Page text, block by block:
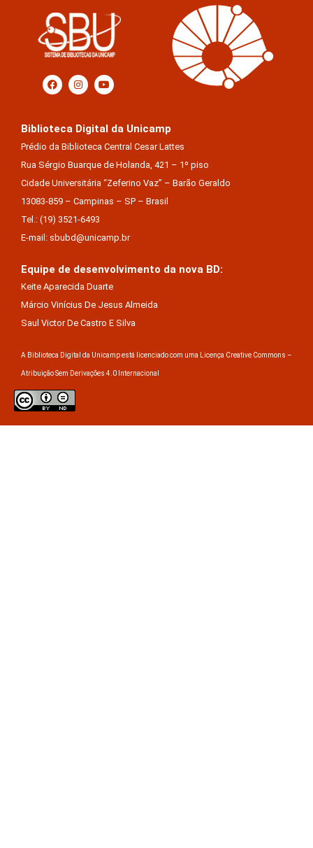
Biblioteca Digital da Unicamp
Prédio da Biblioteca Central Cesar Lattes
Rua Sérgio Buarque de Holanda, 421 – 1º piso
Cidade Universitária “Zeferino Vaz” – Barão Geraldo
13083-859 – Campinas – SP – Brasil
Tel.: (19) 3521-6493
E-mail: sbubd@unicamp.br
Equipe de desenvolvimento da nova BD:
Keite Aparecida Duarte
Márcio Vinícius De Jesus Almeida
Saul Victor De Castro E Silva
A Biblioteca Digital da Unicamp está licenciado com uma Licença Creative Commons –
Atribuição Sem Derivações 4.0 Internacional